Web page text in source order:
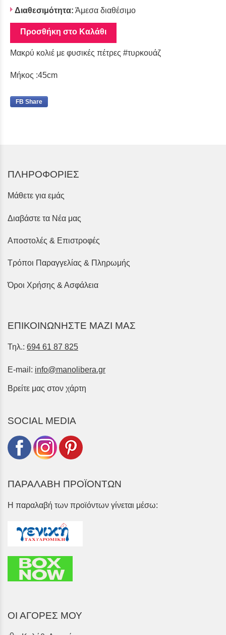
Διαθεσιμότητα: Άμεσα διαθέσιμο
Προσθήκη στο Καλάθι
Μακρύ κολιέ με φυσικές πέτρες #τυρκουάζ
Μήκος :45cm
FB Share
ΠΛΗΡΟΦΟΡΙΕΣ
Μάθετε για εμάς
Διαβάστε τα Νέα μας
Αποστολές & Επιστροφές
Τρόποι Παραγγελίας & Πληρωμής
Όροι Χρήσης & Ασφάλεια
ΕΠΙΚΟΙΝΩΝΗΣΤΕ ΜΑΖΙ ΜΑΣ
Τηλ.: 694 61 87 825
E-mail: info@manolibera.gr
Βρείτε μας στον χάρτη
SOCIAL MEDIA
ΠΑΡΑΛΑΒΗ ΠΡΟΪΟΝΤΩΝ
Η παραλαβή των προϊόντων γίνεται μέσω:
ΟΙ ΑΓΟΡΕΣ ΜΟΥ